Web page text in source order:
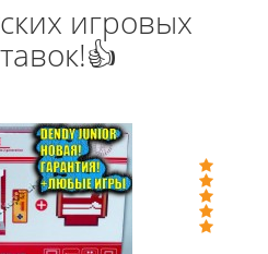
игровых